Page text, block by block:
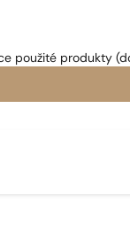
použité produkty